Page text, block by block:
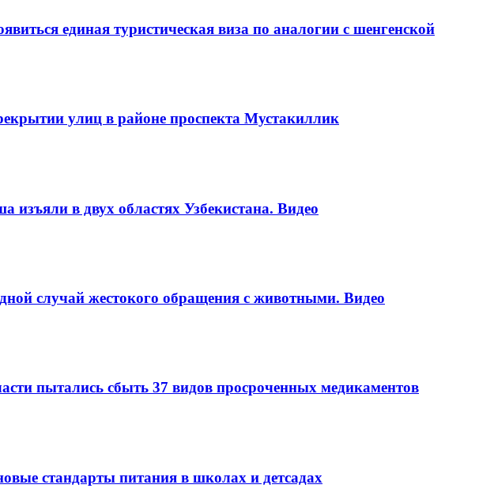
единая туристическая виза по аналогии с шенгенской
улиц в районе проспекта Мустакиллик
в двух областях Узбекистана. Видео
случай жестокого обращения с животными. Видео
пытались сбыть 37 видов просроченных медикаментов
стандарты питания в школах и детсадах